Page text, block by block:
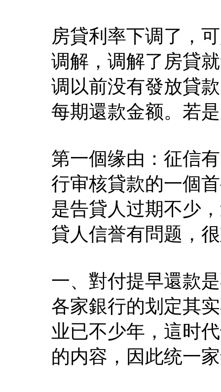
房貸利率下调了，
调解，调解了房貸
调以前没有發放貸
每期還款金额。若
第一個缘由：征信
行审核貸款的一個
是告貸人过期不少
貸人信誉有問题，
一、對付提早還款
各家銀行的划定其
业已不少年，這时
的内容，因此统一